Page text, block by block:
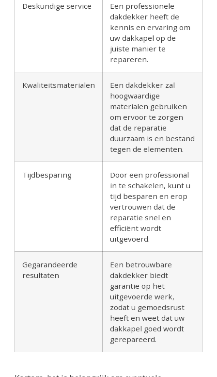
Deskundige service
Een professionele
dakdekker heeft de
kennis en ervaring om
uw dakkapel op de
juiste manier te
repareren.
Kwaliteitsmaterialen
Een dakdekker zal
hoogwaardige
materialen gebruiken
om ervoor te zorgen
dat de reparatie
duurzaam is en bestand
tegen de elementen.
Tijdbesparing
Door een professional
in te schakelen, kunt u
tijd besparen en erop
vertrouwen dat de
reparatie snel en
efficiënt wordt
uitgevoerd.
Gegarandeerde
resultaten
Een betrouwbare
dakdekker biedt
garantie op het
uitgevoerde werk,
zodat u gemoedsrust
heeft en weet dat uw
dakkapel goed wordt
gerepareerd.